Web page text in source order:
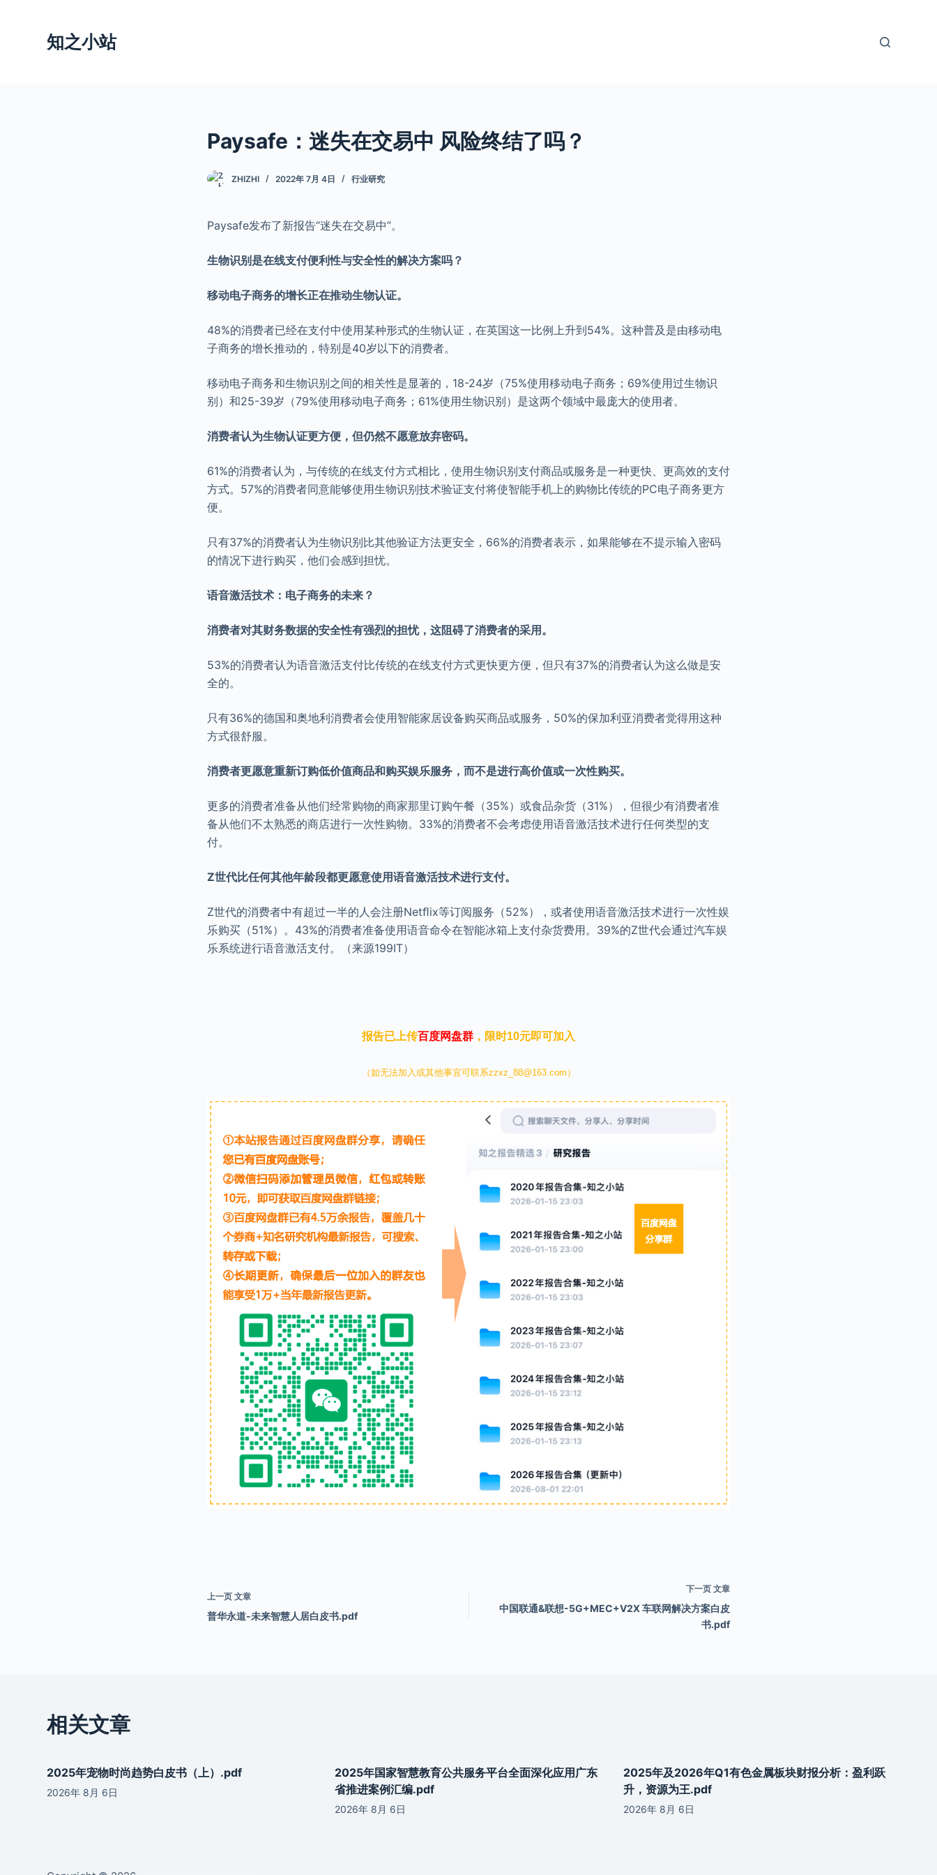
知之小站
Paysafe：迷失在交易中 风险终结了吗？
ZHIZHI 2022年 7月 4日 行业研究
Paysafe发布了新报告“迷失在交易中”。
生物识别是在线支付便利性与安全性的解决方案吗？
移动电子商务的增长正在推动生物认证。
48%的消费者已经在支付中使用某种形式的生物认证，在英国这一比例上升到54%。这种普及是由移动电
子商务的增长推动的，特别是40岁以下的消费者。
移动电子商务和生物识别之间的相关性是显著的，18-24岁（75%使用移动电子商务；69%使用过生物识
别）和25-39岁（79%使用移动电子商务；61%使用生物识别）是这两个领域中最庞大的使用者。
消费者认为生物认证更方便，但仍然不愿意放弃密码。
61%的消费者认为，与传统的在线支付方式相比，使用生物识别支付商品或服务是一种更快、更高效的支付
方式。57%的消费者同意能够使用生物识别技术验证支付将使智能手机上的购物比传统的PC电子商务更方
便。
只有37%的消费者认为生物识别比其他验证方法更安全，66%的消费者表示，如果能够在不提示输入密码
的情况下进行购买，他们会感到担忧。
语音激活技术：电子商务的未来？
消费者对其财务数据的安全性有强烈的担忧，这阻碍了消费者的采用。
53%的消费者认为语音激活支付比传统的在线支付方式更快更方便，但只有37%的消费者认为这么做是安
全的。
只有36%的德国和奥地利消费者会使用智能家居设备购买商品或服务，50%的保加利亚消费者觉得用这种
方式很舒服。
消费者更愿意重新订购低价值商品和购买娱乐服务，而不是进行高价值或一次性购买。
更多的消费者准备从他们经常购物的商家那里订购午餐（35%）或食品杂货（31%），但很少有消费者准
备从他们不太熟悉的商店进行一次性购物。33%的消费者不会考虑使用语音激活技术进行任何类型的支
付。
Z世代比任何其他年龄段都更愿意使用语音激活技术进行支付。
Z世代的消费者中有超过一半的人会注册Netﬂix等订阅服务（52%），或者使用语音激活技术进行一次性娱
乐购买（51%）。43%的消费者准备使用语音命令在智能冰箱上支付杂货费用。39%的Z世代会通过汽车娱
乐系统进行语音激活支付。（来源199IT）
报告已上传百度网盘群 ，限时10元即可加入
（如无法加入或其他事宜可联系zzxz_88@163.com）
上一页 文章
普华永道-未来智慧人居白皮书.pdf
下一页 文章
中国联通&联想-5G+MEC+V2X 车联网解决方案白皮
书.pdf
相关文章
2025年宠物时尚趋势白皮书（上）.pdf
2026年 8月 6日
2025年国家智慧教育公共服务平台全面深化应用广东
省推进案例汇编.pdf
2026年 8月 6日
2025年及2026年Q1有色金属板块财报分析：盈利跃
升，资源为王.pdf
2026年 8月 6日